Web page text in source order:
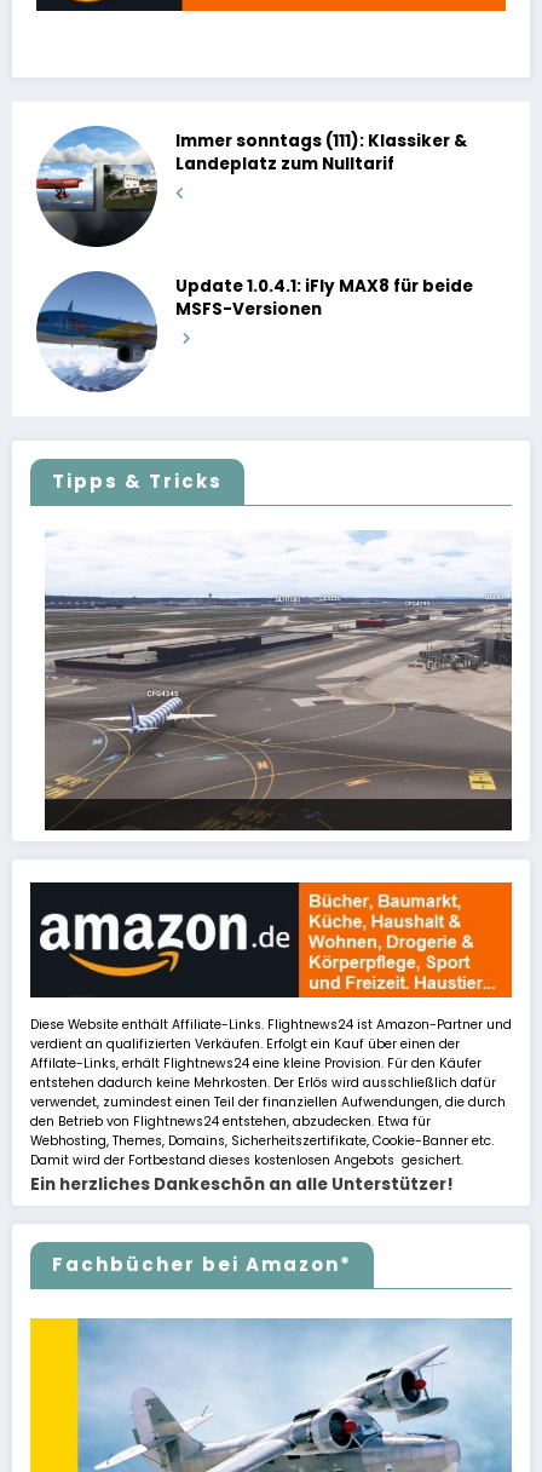
Immer sonntags (111): Klassiker &
Landeplatz zum Nulltarif
Update 1.0.4.1: iFly MAX8 für beide
MSFS-Versionen
Tipps & Tricks
FSLTL Traffic: Tipps und Tricks, damit es klappt!
Diese Website enthält Affiliate-Links. Flightnews24 ist Amazon-Partner und
verdient an qualifizierten Verkäufen. Erfolgt ein Kauf über einen der
Affilate-Links, erhält Flightnews24 eine kleine Provision. Für den Käufer
entstehen dadurch keine Mehrkosten. Der Erlös wird ausschließlich dafür
verwendet, zumindest einen Teil der finanziellen Aufwendungen, die durch
den Betrieb von Flightnews24 entstehen, abzudecken. Etwa für
Webhosting, Themes, Domains, Sicherheitszertifikate, Cookie-Banner etc.
Damit wird der Fortbestand dieses kostenlosen Angebots gesichert.
Ein herzliches Dankeschön an alle Unterstützer!
Fachbücher bei Amazon*